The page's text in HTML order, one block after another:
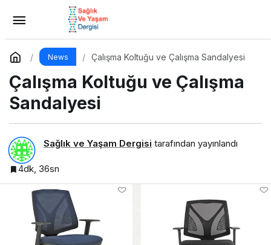
News Çalışma Koltuğu ve Çalışma Sandalyesi
Çalışma Koltuğu ve Çalışma
Sandalyesi
Sağlık ve Yaşam Dergisi tarafından yayınlandı
4dk, 36sn
Cepli Dosya